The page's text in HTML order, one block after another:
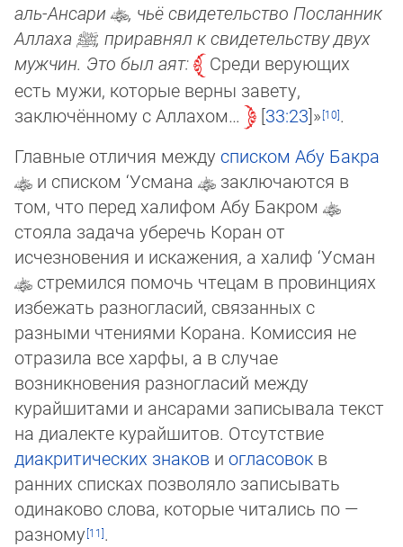
аль-Ансари
, чьё свидетельство Посланник
Аллаха ﷺ, приравнял к свидетельству двух
мужчин. Это был аят:
Среди верующих
есть мужи, которые верны завету,
заключённому с Аллахом…
33:23 »
.
Главные отличия между списком Абу Бакра
и списком ‘Усмана
заключаются в
том, что перед халифом Абу Бакром
стояла задача уберечь Коран от
исчезновения и искажения, а халиф ‘Усман
стремился помочь чтецам в провинциях
из­бе­жать разногласий, связанных с
разными чтениями Корана. Комиссия не
отразила все харфы, а в случае
возникновения раз­ног­ласий между
курайшитами и ансарами записывала текст
на диалекте курайшитов. Отсутствие
диакритических зна­ков и огласовок в
ранних списках позволяло записывать
одинаково слова, которые читались по —
разному
.